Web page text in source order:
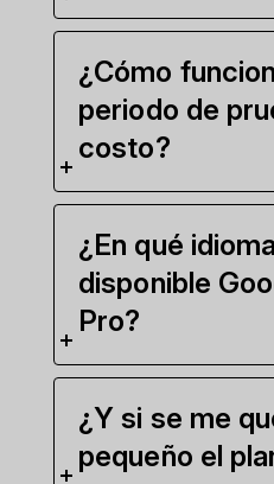
¿Cómo
periodo de
costo?
¿En qué
disponible
Pro?
¿Y si se me
pequeño el